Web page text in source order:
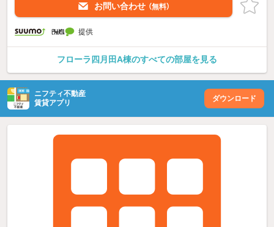
お問い合わせ （無料）
提供
フローラ四月田A棟のすべての部屋を見る
ニフティ不動産
賃貸アプリ
ダウンロード